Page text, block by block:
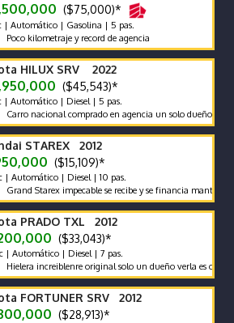
($75,000)*
| Automático | Gasolina | 5 pas.
kilometraje y record de agencia
HILUX SRV 2022
($45,543)*
| Automático | Diesel | 5 pas.
nacional comprado en agencia un solo dueño récord y
STAREX 2012
($15,109)*
| Automático | Diesel | 10 pas.
Starex impecable se recibe y se financia mantenimiento
PRADO TXL 2012
($33,043)*
| Automático | Diesel | 7 pas.
increiblenre original solo un dueño verla es comprarla
FORTUNER SRV 2012
($28,913)*